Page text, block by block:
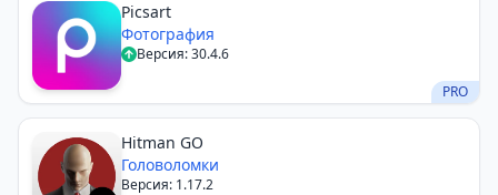
Picsart
Фотография
Версия: 30.4.6
PRO
Hitman GO
Головоломки
Версия: 1.17.2